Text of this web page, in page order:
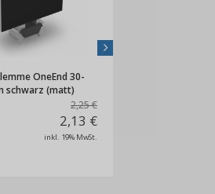
OneEnd 30-
schwarz (matt)
2,25 €
2,13 €
inkl. 19% MwSt.